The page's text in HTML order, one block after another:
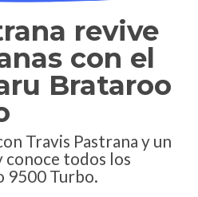
revive
con el
Brataroo
Travis Pastrana y un
conoce todos los
9500 Turbo.